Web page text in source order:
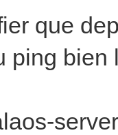
que
ping bien